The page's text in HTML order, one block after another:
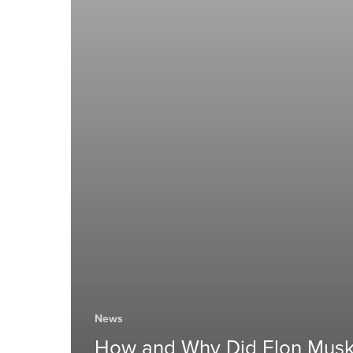
News
How and Why Did Elon